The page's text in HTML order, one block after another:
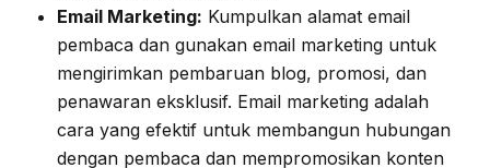
Email Marketing: Kumpulkan alamat email
pembaca dan gunakan email marketing untuk
mengirimkan pembaruan blog, promosi, dan
penawaran eksklusif. Email marketing adalah
cara yang efektif untuk membangun hubungan
dengan pembaca dan mempromosikan konten